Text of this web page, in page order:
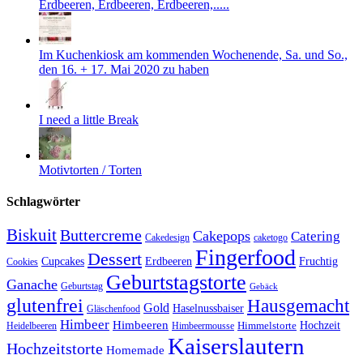
Erdbeeren, Erdbeeren, Erdbeeren,.....
Im Kuchenkiosk am kommenden Wochenende, Sa. und So.,
den 16. + 17. Mai 2020 zu haben
I need a little Break
Motivtorten / Torten
Schlagwörter
BiskuitButtercreme Cakedesign Cakepops caketogo Catering
Cookies Cupcakes Dessert Erdbeeren Fingerfood Fruchtig
Ganache Geburtstag Geburtstagstorte Gebäck
glutenfrei Gläschenfood Gold Haselnussbaiser Hausgemacht
Heidelbeeren Himbeer Himbeeren Himbeermousse Himmelstorte Hochzeit
Hochzeitstorte Homemade Kaiserslautern